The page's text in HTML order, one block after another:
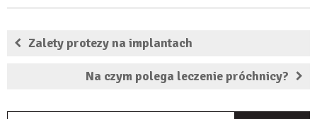
Zalety protezy na implantach
Na czym polega leczenie próchnicy?